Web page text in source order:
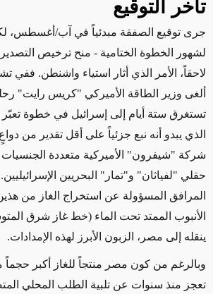
تأخر التوقيع
جرى توقيع الصفقة مبدئياً في آب/أغسطس،
لشهور الخطوة الختامية - منح ترخيص التصدير
لاحقاً، الأمر الذي أثار استياء واشنطن. ففي
ألغى وزير الطاقة الأميركي "كريس رايت"
تستغرق ستة أيام إلى إسرائيل في خطوة تعبّر
الذي يبدو أنه نبع جزئياً على أقل تقدير من
شركة "شيفرون" الأميركية متعددة
حقلي "لفياثان" و"تمار" البحريين
المرافق المسؤولة عن استخراج الغاز من
الأنبوب الممتد تحت الماء (خط غاز شرق
ينقله إلى مصر، الزبون الأبرز لهذه الإمدادات.
وبالرغم من كون مصر منتجاً للغاز أكبر حجماً
تعجز منذ سنوات عن تلبية الطلب المحلي